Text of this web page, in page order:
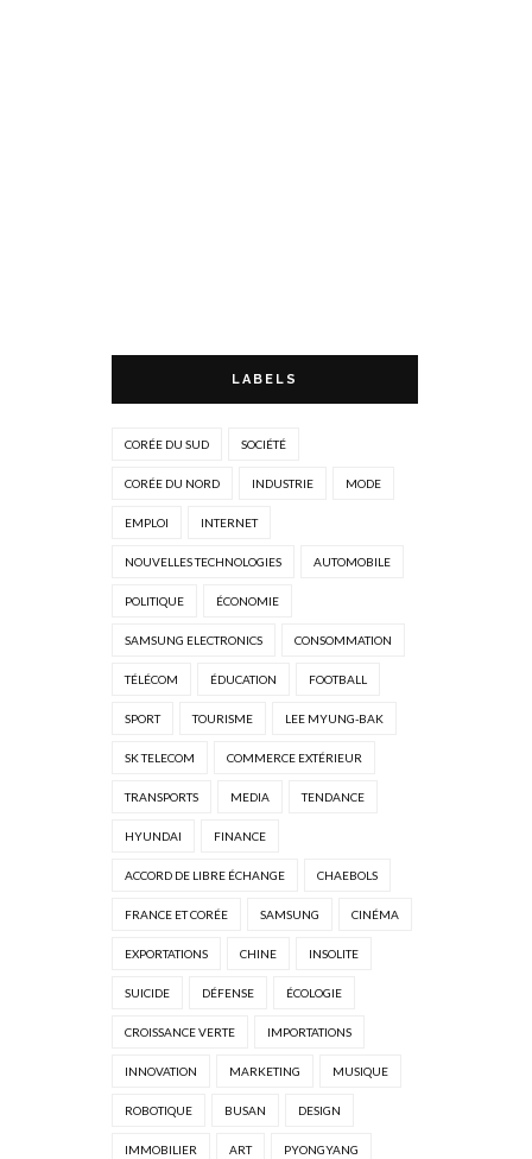
LABELS
CORÉE DU SUD SOCIÉTÉ
CORÉE DU NORD INDUSTRIE MODE
EMPLOI INTERNET
NOUVELLES TECHNOLOGIES AUTOMOBILE
POLITIQUE ÉCONOMIE
SAMSUNG ELECTRONICS CONSOMMATION
TÉLÉCOM ÉDUCATION FOOTBALL
SPORT TOURISME LEE MYUNG-BAK
SK TELECOM COMMERCE EXTÉRIEUR
TRANSPORTS MEDIA TENDANCE
HYUNDAI FINANCE
ACCORD DE LIBRE ÉCHANGE CHAEBOLS
FRANCE ET CORÉE SAMSUNG CINÉMA
EXPORTATIONS CHINE INSOLITE
SUICIDE DÉFENSE ÉCOLOGIE
CROISSANCE VERTE IMPORTATIONS
INNOVATION MARKETING MUSIQUE
ROBOTIQUE BUSAN DESIGN
IMMOBILIER ART PYONGYANG